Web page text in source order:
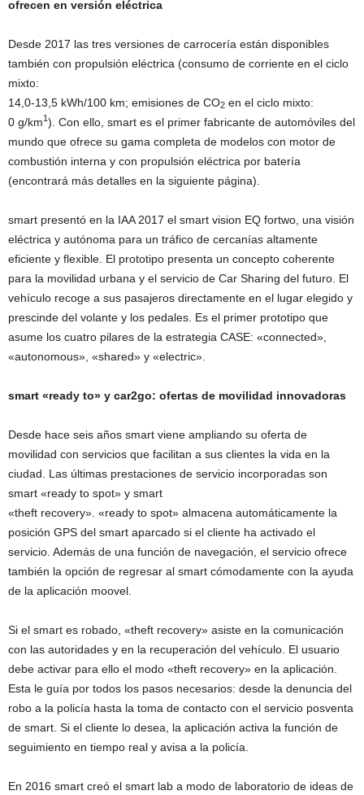
ofrecen en versión eléctrica
Desde 2017 las tres versiones de carrocería están disponibles
también con propulsión eléctrica (consumo de corriente en el ciclo
mixto:
14,0-13,5 kWh/100 km; emisiones de CO2 en el ciclo mixto:
0 g/km1 ). Con ello, smart es el primer fabricante de automóviles del
mundo que ofrece su gama completa de modelos con motor de
combustión interna y con propulsión eléctrica por batería
(encontrará más detalles en la siguiente página).
smart presentó en la IAA 2017 el smart vision EQ fortwo, una visión
eléctrica y autónoma para un tráfico de cercanías altamente
eficiente y flexible. El prototipo presenta un concepto coherente
para la movilidad urbana y el servicio de Car Sharing del futuro. El
vehículo recoge a sus pasajeros directamente en el lugar elegido y
prescinde del volante y los pedales. Es el primer prototipo que
asume los cuatro pilares de la estrategia CASE: «connected»,
«autonomous», «shared» y «electric».
smart «ready to» y car2go: ofertas de movilidad innovadoras
Desde hace seis años smart viene ampliando su oferta de
movilidad con servicios que facilitan a sus clientes la vida en la
ciudad. Las últimas prestaciones de servicio incorporadas son
smart «ready to spot» y smart
«theft recovery». «ready to spot» almacena automáticamente la
posición GPS del smart aparcado si el cliente ha activado el
servicio. Además de una función de navegación, el servicio ofrece
también la opción de regresar al smart cómodamente con la ayuda
de la aplicación moovel.
Si el smart es robado, «theft recovery» asiste en la comunicación
con las autoridades y en la recuperación del vehículo. El usuario
debe activar para ello el modo «theft recovery» en la aplicación.
Esta le guía por todos los pasos necesarios: desde la denuncia del
robo a la policía hasta la toma de contacto con el servicio posventa
de smart. Si el cliente lo desea, la aplicación activa la función de
seguimiento en tiempo real y avisa a la policía.
En 2016 smart creó el smart lab a modo de laboratorio de ideas de